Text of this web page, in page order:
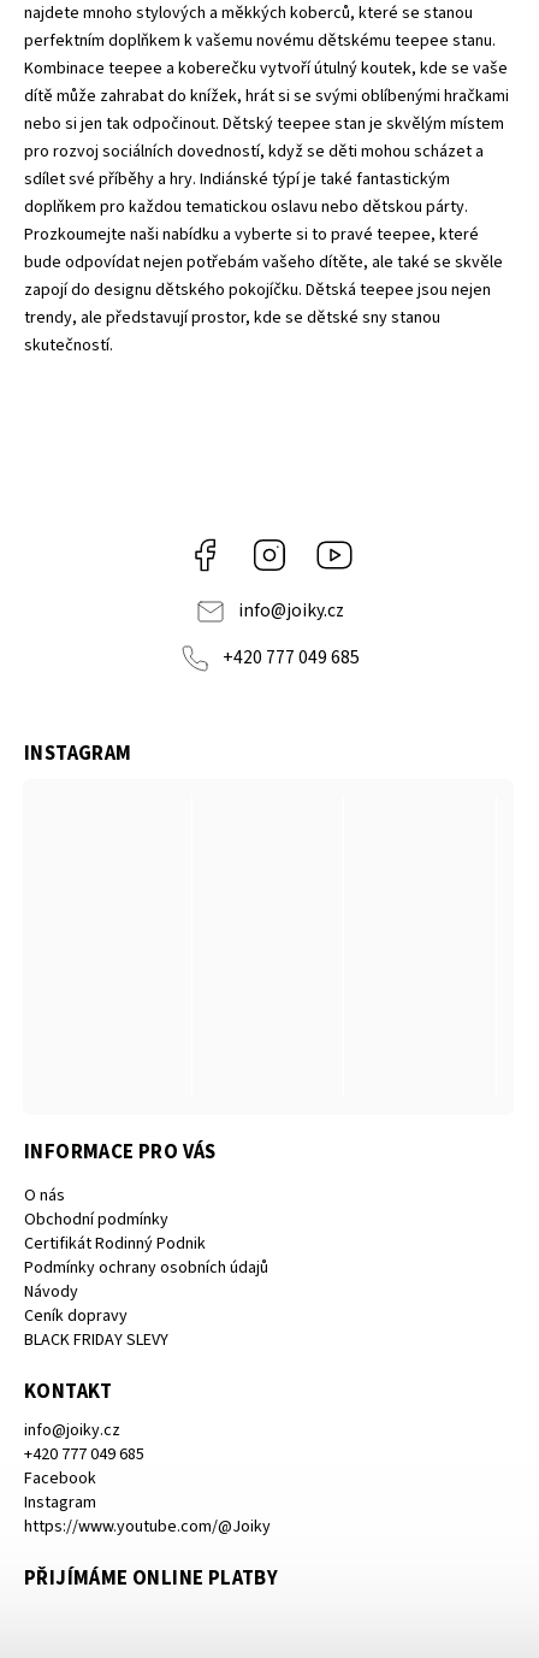
najdete mnoho stylových a měkkých koberců, které se stanou
perfektním doplňkem k vašemu novému dětskému teepee stanu.
Kombinace teepee a koberečku vytvoří útulný koutek, kde se vaše
dítě může zahrabat do knížek, hrát si se svými oblíbenými hračkami
nebo si jen tak odpočinout. Dětský teepee stan je skvělým místem
pro rozvoj sociálních dovedností, když se děti mohou scházet a
sdílet své příběhy a hry. Indiánské týpí je také fantastickým
doplňkem pro každou tematickou oslavu nebo dětskou párty.
Prozkoumejte naši nabídku a vyberte si to pravé teepee, které
bude odpovídat nejen potřebám vašeho dítěte, ale také se skvěle
zapojí do designu dětského pokojíčku. Dětská teepee jsou nejen
trendy, ale představují prostor, kde se dětské snystanou
skutečností.
Facebook Instagram
info@joiky.cz
+420 777 049 685
INFORMACE PRO VÁS
O nás
Obchodní podmínky
Certifikát Rodinný Podnik
Podmínky ochrany osobních údajů
Návody
Ceník dopravy
BLACK FRIDAY SLEVY
KONTAKT
info@joiky.cz
+420 777 049 685
Facebook
Instagram
https://www.youtube.com/@Joiky
PŘIJÍMÁME ONLINE PLATBY
INSTAGRAM